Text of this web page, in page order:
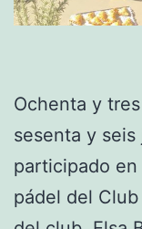
Ochenta y
sesenta y
participado
pádel del